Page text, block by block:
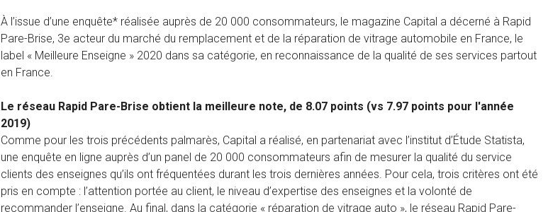
À l’issue d’une enquête* réalisée auprès de 20 000 consommateurs, le magazine Capital a décerné à Rapid
Pare-Brise, 3e acteur du marché du remplacement et de la réparation de vitrage automobile en France, le
label « Meilleure Enseigne » 2020 dans sa catégorie, en reconnaissance de la qualité de ses services partout
en France.
Le réseau Rapid Pare-Brise obtient la meilleure note, de 8.07 points (vs 7.97 points pour l'année
2019)
Comme pour les trois précédents palmarès, Capital a réalisé, en partenariat avec l’institut d’Étude Statista,
une enquête en ligne auprès d’un panel de 20 000 consommateurs afin de mesurer la qualité du service
clients des enseignes qu’ils ont fréquentées durant les trois dernières années. Pour cela, trois critères ont été
pris en compte : l’attention portée au client, le niveau d’expertise des enseignes et la volonté de
recommander l’enseigne. Au final, dans la catégorie « réparation de vitrage auto », le réseau Rapid Pare-